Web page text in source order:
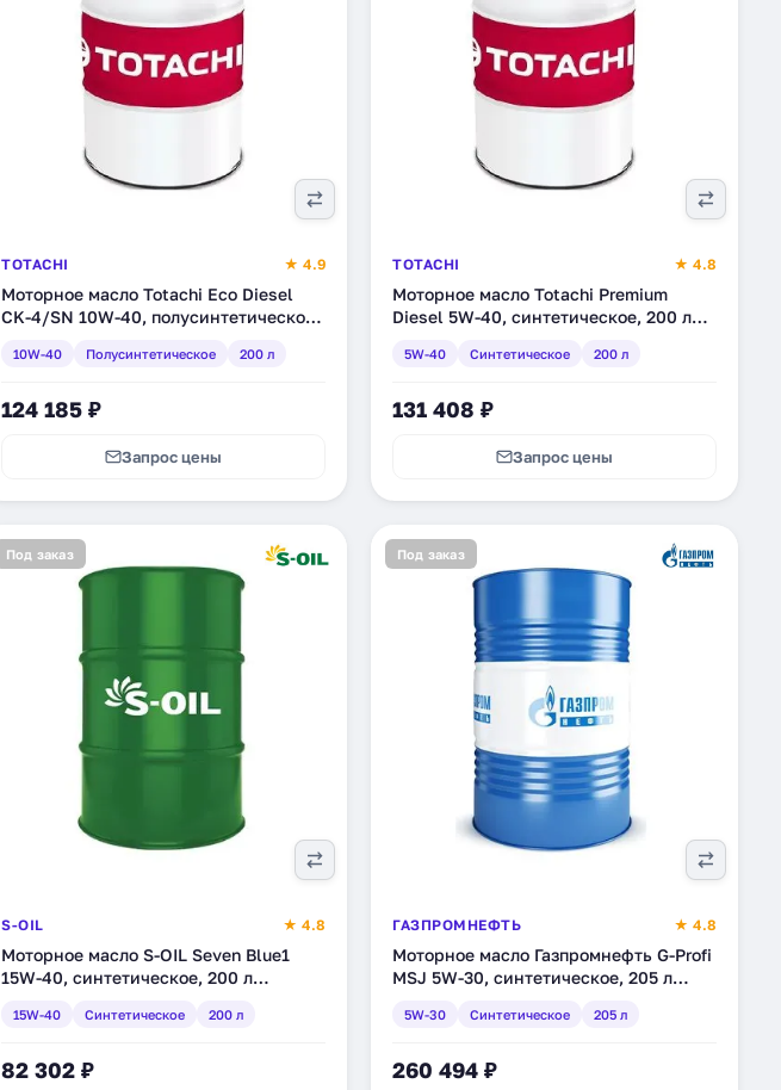
TOTACHI ★ 4.9
Моторное масло Totachi Eco Diesel
CK-4/SN 10W-40, полусинтетическое,
10W-40 Полусинтетическое 200 л
124 185 ₽
Запрос цены
TOTACHI ★ 4.8
Моторное масло Totachi Premium
Diesel 5W-40, синтетическое, 200 л
5W-40 Синтетическое 200 л
131 408 ₽
Запрос цены
Под заказ
S-OIL ★ 4.8
Моторное масло S-OIL Seven Blue1
15W-40, синтетическое, 200 л
15W-40 Синтетическое 200 л
82 302 ₽
Под заказ
ГАЗПРОМНЕФТЬ ★ 4.8
Моторное масло Газпромнефть G-Profi
MSJ 5W-30, синтетическое, 205 л
5W-30 Синтетическое 205 л
260 494 ₽